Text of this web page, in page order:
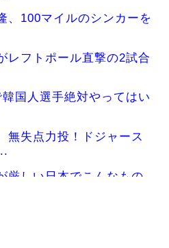
、100マイルのシンカーを
レフトポール直撃の2試合
国人選手絶対やってはい
失点力投！ドジャース
厳しい日本でこんなもの